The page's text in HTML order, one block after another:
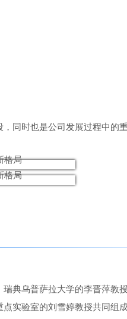
同时也是公司发展过程中的重
典乌普萨拉大学的李晋萍教
实验室的刘雪婷教授共同组